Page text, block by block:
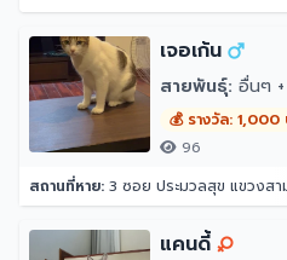
เจอเก้น
สายพันธุ์: อื่นๆ
💰 รางวัล: 1,000
96
สถานที่หาย: 3 ซอย ประมวลสุข แขวงสามเสน
แคนดี้